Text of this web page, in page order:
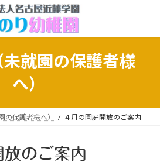
就園の保護者様
へ）
の保護者様へ） ４月の園庭開放のご案内
放のご案内